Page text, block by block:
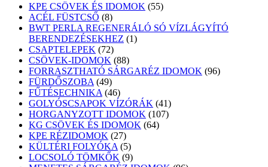
KPE CSÖVEK ÉS IDOMOK 5555
ACÉL FÜSTCSŐ 88
termék
BWT PERLA REGENERÁLÓ SÓ VÍZLÁGYÍTÓ
BERENDEZÉSEKHEZ
11
CSAPTELEPEK 7272
termék
CSÖVEK-IDOMOK 8888
termék
FORRASZTHATÓ SÁRGARÉZ IDOMOK 9696
FÜRDŐSZOBA 4949
termék
FŰTÉSECHNIKA 4646
termék
GOLYÓSCSAPOK VÍZÓRÁK 4141
termék
HORGANYZOTT IDOMOK 107107
KG CSÖVEK ÉS IDOMOK 6464
KPE RÉZIDOMOK 2727
termék
KÜLTÉRI FOLYÓKA 55
termék
LOCSOLÓ TÖMKŐK 99